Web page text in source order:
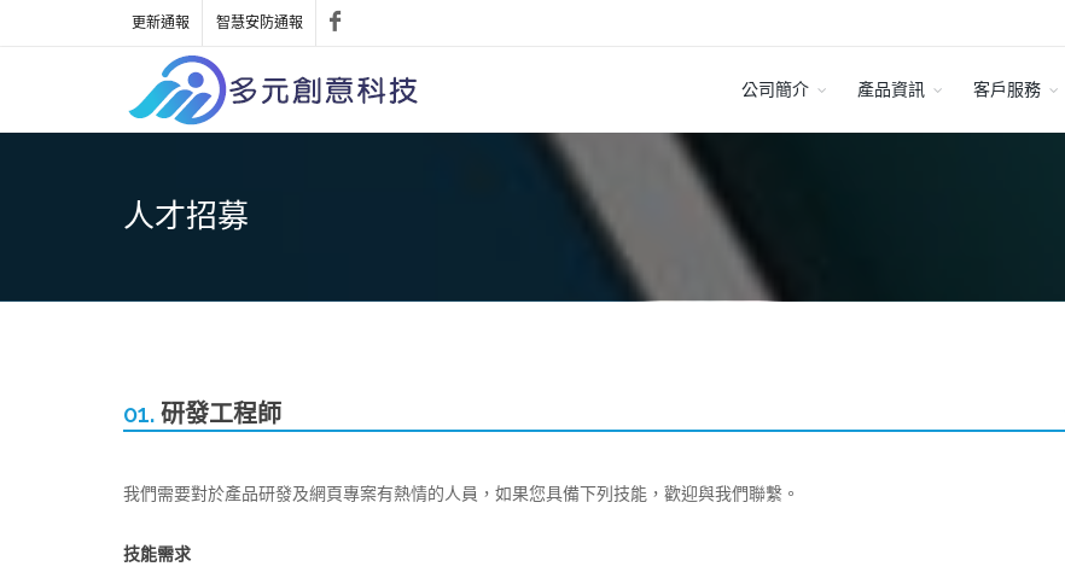
更新通報 智慧安防通報
公司簡介 產品資訊 客戶服務
人才招募
01. 研發工程師
我們需要對於產品研發及網頁專案有熱情的人員，如果您具備下列技能，歡迎與我們聯繫。
技能需求